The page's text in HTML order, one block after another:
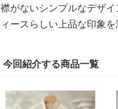
襟がないシンプルなデザ
ィースらしい上品な印象を
今回紹介する商品一覧